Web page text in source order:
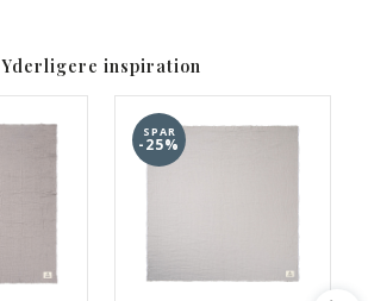
Yderligere inspiration
SPAR
-25%